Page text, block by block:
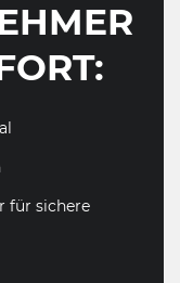
für sichere